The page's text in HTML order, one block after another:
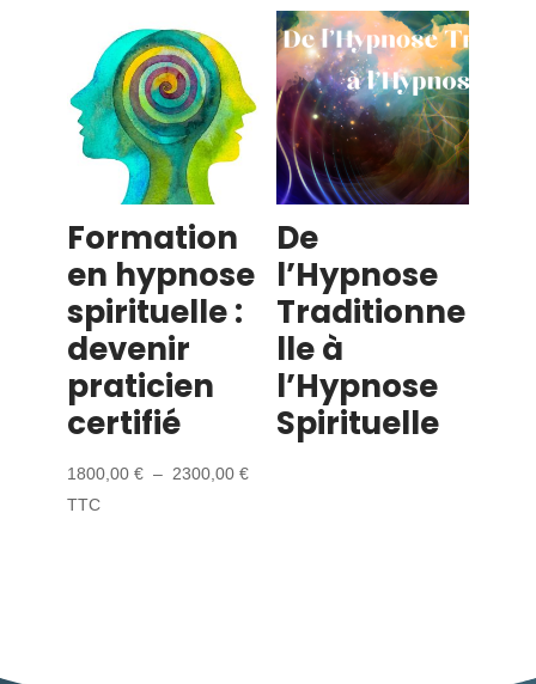
Formation
en hypnose
spirituelle :
devenir
praticien
certifié
1800,00 € – 2300,00 €Plage
TTC
De
l’Hypnose
Traditionne
lle à
l’Hypnose
Spirituelle